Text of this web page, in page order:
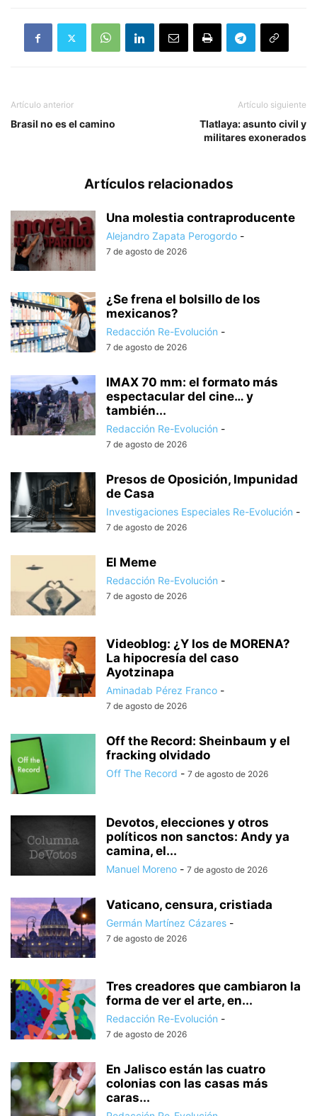
Artículo anterior
Brasil no es el camino
Artículo siguiente
Tlatlaya: asunto civil y
militares exonerados
Artículos relacionados
Una molestia contraproducente
Alejandro Zapata Perogordo -
7 de agosto de 2026
¿Se frena el bolsillo de los
mexicanos?
Redacción Re-Evolución -
7 de agosto de 2026
IMAX 70 mm: el formato más
espectacular del cine… y
también...
Redacción Re-Evolución -
7 de agosto de 2026
Presos de Oposición, Impunidad
de Casa
Investigaciones Especiales Re-Evolución -
7 de agosto de 2026
El Meme
Redacción Re-Evolución -
7 de agosto de 2026
Videoblog: ¿Y los de MORENA?
La hipocresía del caso
Ayotzinapa
Aminadab Pérez Franco -
7 de agosto de 2026
Off the Record: Sheinbaum y el
fracking olvidado
Off The Record - 7 de agosto de 2026
Devotos, elecciones y otros
políticos non sanctos: Andy ya
camina, el...
Manuel Moreno - 7 de agosto de 2026
Vaticano, censura, cristiada
Germán Martínez Cázares -
7 de agosto de 2026
Tres creadores que cambiaron la
forma de ver el arte, en...
Redacción Re-Evolución -
7 de agosto de 2026
En Jalisco están las cuatro
colonias con las casas más
caras...